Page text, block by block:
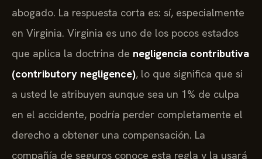
abogado. La respuesta corta es: sí, especialmente
en Virginia. Virginia es uno de los pocos estados
que aplica la doctrina de negligencia contributiva
(contributory negligence), lo que significa que si
a usted le atribuyen aunque sea un 1% de culpa
en el accidente, podría perder completamente el
derecho a obtener una compensación. La
compañía de seguros conoce esta regla y la usará